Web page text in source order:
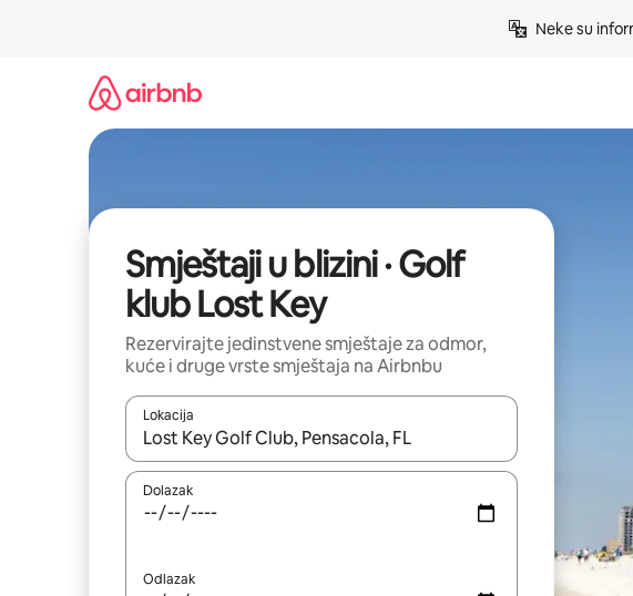
Neke su
Smještaji u blizini · Golf
klub Lost Key
Rezervirajte jedinstvene smještaje za odmor,
kuće i druge vrste smještaja na Airbnbu
Lokacija
Kada budu dostupni rezultati, moći ćete ih pregledati koristeći se
Dolazak
Odlazak